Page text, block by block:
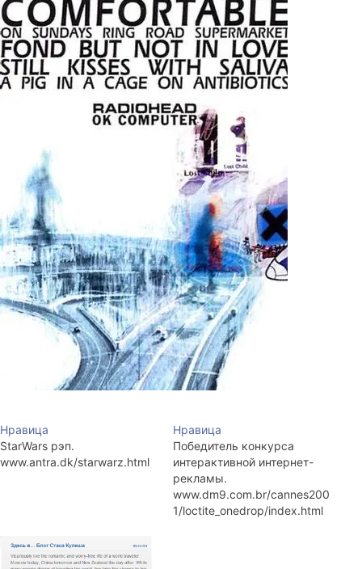
Нравица
StarWars рэп.
www.antra.dk/starwarz.html
Нравица
Победитель конкурса
интерактивной интернет-
рекламы.
www.dm9.com.br/cannes200
1/loctite_onedrop/index.html